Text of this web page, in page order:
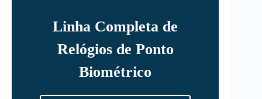
Linha Completa de
Relógios de Ponto
Biométrico